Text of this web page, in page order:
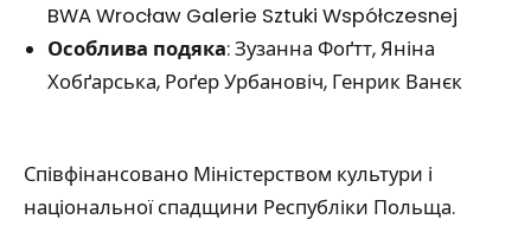
BWA Wrocław Galerie Sztuki Współczesnej
Особлива подяка: Зузанна Фоґтт, Яніна
Хобґарська, Роґер Урбановіч, Генрик Ванєк
Співфінансовано Міністерством культури і
національної спадщини Республіки Польща.